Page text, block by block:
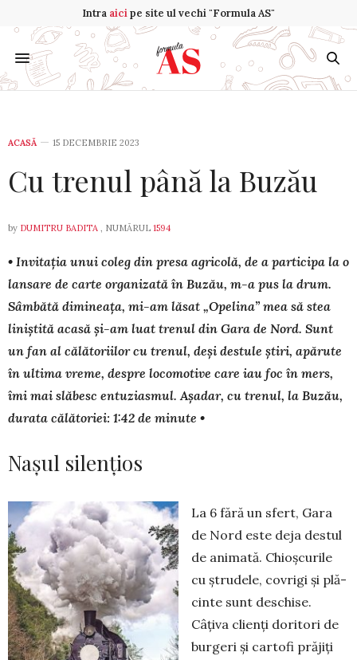
Intra aicipe site ul vechi "Formula AS"
ACASĂ 15 DECEMBRIE 2023
Cu trenul până la Buzău
by DUMITRU BADITA , NUMĂRUL 1594
• Invitația unui coleg din presa agricolă, de a participa la o
lan­sare de carte organizată în Buzău, m-a pus la drum.
Sâm­bă­tă dimineața, mi-am lăsat „Opelina” mea să stea
liniștită acasă și-am luat trenul din Gara de Nord. Sunt
un fan al călătoriilor cu trenul, deși destule știri, apărute
în ultima vreme, despre loco­mo­tive care iau foc în mers,
îmi mai slăbesc entuziasmul. Așa­dar, cu trenul, la Buzău,
durata călătoriei: 1:42 de minute •
Nașul silențios
La 6 fără un sfert, Gara
de Nord este deja destul
de animată. Chioșcurile
cu ștrudele, covrigi și plă­
cinte sunt deschise.
Câțiva clienți doritori de
bur­geri și cartofi prăjiți